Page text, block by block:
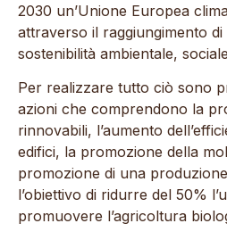
2030 un’Unione Europea
attraverso il raggiungimento
sostenibilità ambientale,
Per realizzare tutto ciò sono
azioni che comprendono la
rinnovabili, l’aumento
edifici, la promozione della
promozione di una
l’obiettivo di ridurre del 50%
promuovere l’agricoltura